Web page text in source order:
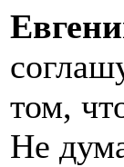
том,
Не